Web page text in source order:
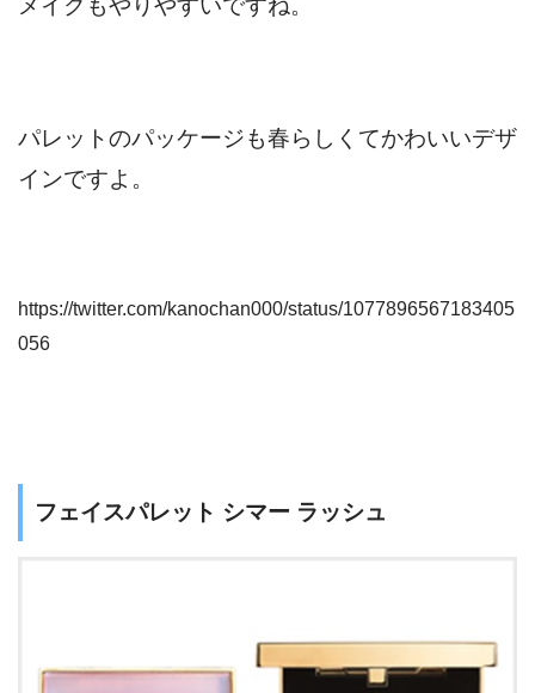
メイクもやりやすいですね。
パレットのパッケージも春らしくてかわいいデザ
インですよ。
https://twitter.com/kanochan000/status/1077896567183405
056
フェイスパレット シマー ラッシュ